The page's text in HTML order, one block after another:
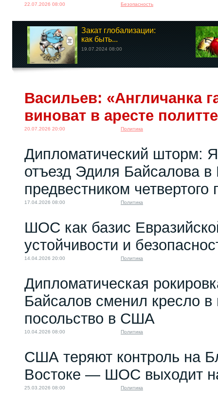
22.07.2026 08:00 Безопасность
Закат глобализации:
как быть...
19.07.2024 08:00
Васильев: «Англичанка
виноват в аресте
20.07.2026 20:00 Политика
Дипломатический шторм:
отъезд Эдиля Байсалова в
предвестником четвертого
17.04.2026 08:00 Политика
ШОС как базис
устойчивости и
14.04.2026 20:00 Политика
Дипломатическая
Байсалов сменил кресло в
посольство в США
10.04.2026 08:00 Политика
США теряют контроль на
Востоке — ШОС выходит
25.03.2026 08:00 Политика